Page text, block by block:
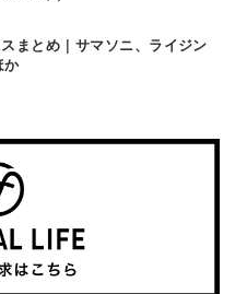
まとめ | サマソニ、ライジン
か